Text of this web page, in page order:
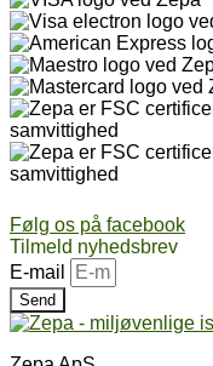
Følg os på facebook
Tilmeld nyhedsbrev
E-mail
Send